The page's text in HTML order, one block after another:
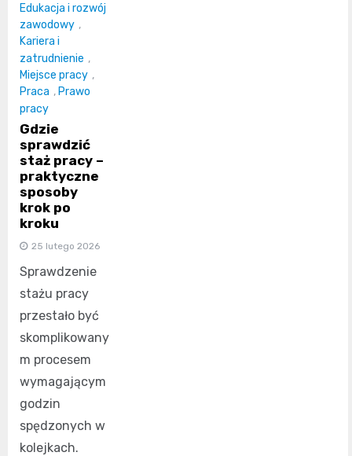
Edukacja i rozwój
zawodowy ,
Kariera i
zatrudnienie ,
Miejsce pracy ,
Praca , Prawo
pracy
Gdzie
sprawdzić
staż pracy –
praktyczne
sposoby
krok po
kroku
25 lutego 2026
Sprawdzenie
stażu pracy
przestało być
skomplikowany
m procesem
wymagającym
godzin
spędzonych w
kolejkach.